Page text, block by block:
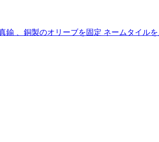
、銅製のオリーブを固定 ネームタイル